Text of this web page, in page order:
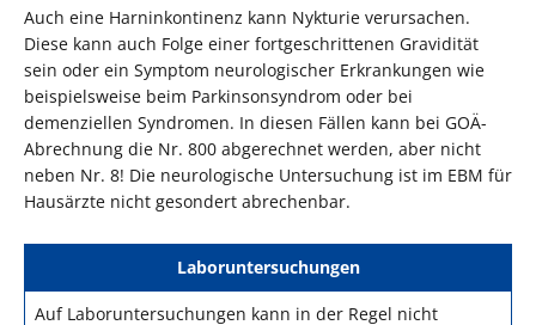
Auch eine Harninkontinenz kann Nykturie verursachen.
Diese kann auch Folge einer fortgeschrittenen Gravidität
sein oder ein Symptom neurologischer Erkrankungen wie
beispielsweise beim Parkinsonsyndrom oder bei
demenziellen Syndromen. In diesen Fällen kann bei GOÄ-
Abrechnung die Nr. 800 abgerechnet werden, aber nicht
neben Nr. 8! Die neurologische Untersuchung ist im EBM für
Hausärzte nicht gesondert abrechenbar.
Laboruntersuchungen
Auf Laboruntersuchungen kann in der Regel nicht